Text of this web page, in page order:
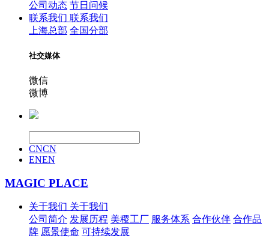
公司动态 节日问候
联系我们 联系我们
上海总部 全国分部
社交媒体
微信
微博
CNCN
ENEN
MAGIC PLACE
关于我们 关于我们
公司简介 发展历程 美稷工厂 服务体系 合作伙伴 合作品
牌 愿景使命 可持续发展